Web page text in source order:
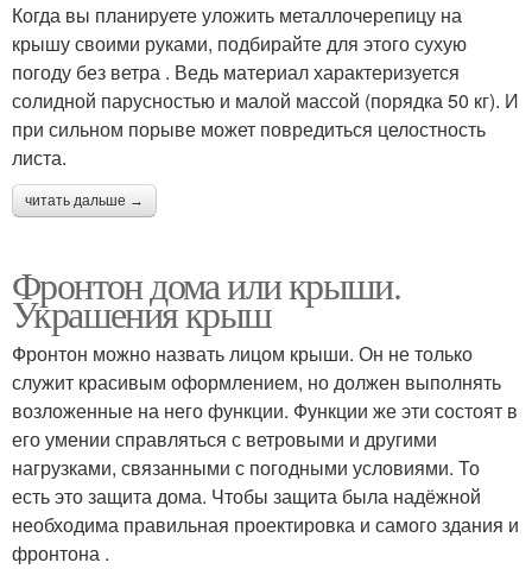
Когда вы планируете уложить металлочерепицу на
крышу своими руками, подбирайте для этого сухую
погоду без ветра . Ведь материал характеризуется
солидной парусностью и малой массой (порядка 50 кг). И
при сильном порыве может повредиться целостность
листа.
читать дальше →
Фронтон дома или крыши.
Украшения крыш
Фронтон можно назвать лицом крыши. Он не только
служит красивым оформлением, но должен выполнять
возложенные на него функции. Функции же эти состоят в
его умении справляться с ветровыми и другими
нагрузками, связанными с погодными условиями. То
есть это защита дома. Чтобы защита была надёжной
необходима правильная проектировка и самого здания и
фронтона .